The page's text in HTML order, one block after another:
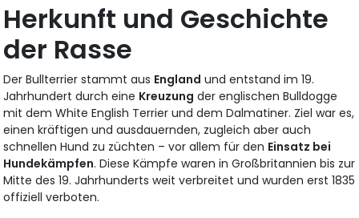
Herkunft und Geschichte
der Rasse
Der Bullterrier stammt aus England und entstand im 19.
Jahrhundert durch eine Kreuzung der englischen Bulldogge
mit dem White English Terrier und dem Dalmatiner. Ziel war es,
einen kräftigen und ausdauernden, zugleich aber auch
schnellen Hund zu züchten – vor allem für den Einsatz bei
Hundekämpfen. Diese Kämpfe waren in Großbritannien bis zur
Mitte des 19. Jahrhunderts weit verbreitet und wurden erst 1835
offiziell verboten.